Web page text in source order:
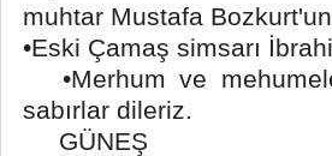
muhtar Mustafa
•Eski Çamaş simsarı
•Merhum ve
sabırlar dileriz.
GÜNEŞ